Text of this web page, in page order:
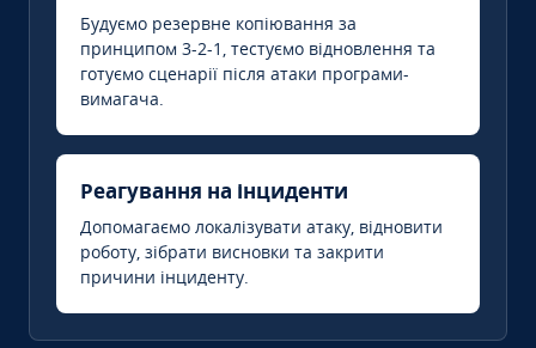
Будуємо резервне копіювання за
принципом 3-2-1, тестуємо відновлення та
готуємо сценарії після атаки програми-
вимагача.
Реагування на інциденти
Допомагаємо локалізувати атаку, відновити
роботу, зібрати висновки та закрити
причини інциденту.